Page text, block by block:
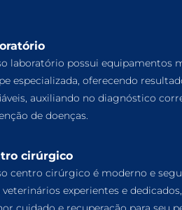
laboratório possui equipamentos
especializada, oferecendo
auxiliando no diagnóstico
de doenças.
cirúrgico
centro cirúrgico é moderno e
experientes e